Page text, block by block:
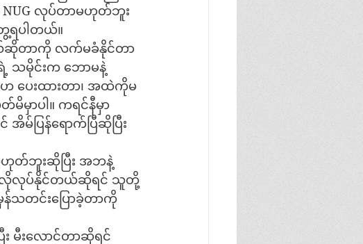
လုပ်တာမဟုတ်ဘူး
ရပါတယ်။
ယ်ဆိုတာကို လက်မခံနိုင်တာ
သမိုင်းက ဘောမနဲ့
ဟ ပေးထားတာ၊ အထဲကိုမ
မိမှာပါ။ ကရင်နီမှာ
ပြန်ရောက်ပြီဆိုပြီး
တ်ဘူးဆိုပြီး အဘနဲ့
လိုလုပ်နိုင်တယ်ဆိုရင် သူတို့
သတင်းပြောခဲ့တာကို
မီးလောင်တာဆိုရင်